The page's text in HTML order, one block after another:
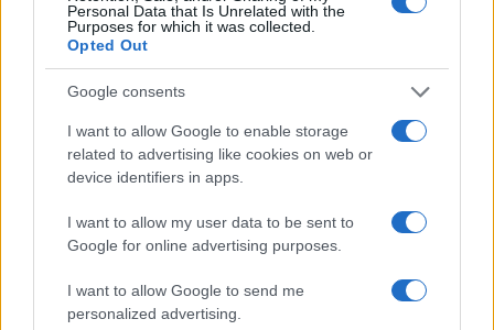
Personal Data that Is Unrelated with the
Purposes for which it was collected.
Opted Out
Google consents
I want to allow Google to enable storage
related to advertising like cookies on web or
device identifiers in apps.
I want to allow my user data to be sent to
Google for online advertising purposes.
I want to allow Google to send me
personalized advertising.
Martina Agostina Diturco
I nostri cari